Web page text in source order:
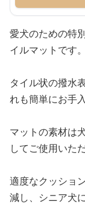
愛犬のための特
イルマットです。
タイル状の撥水
れも簡単にお手
マットの素材は
してご使用いた
適度なクッショ
減し、シニア犬